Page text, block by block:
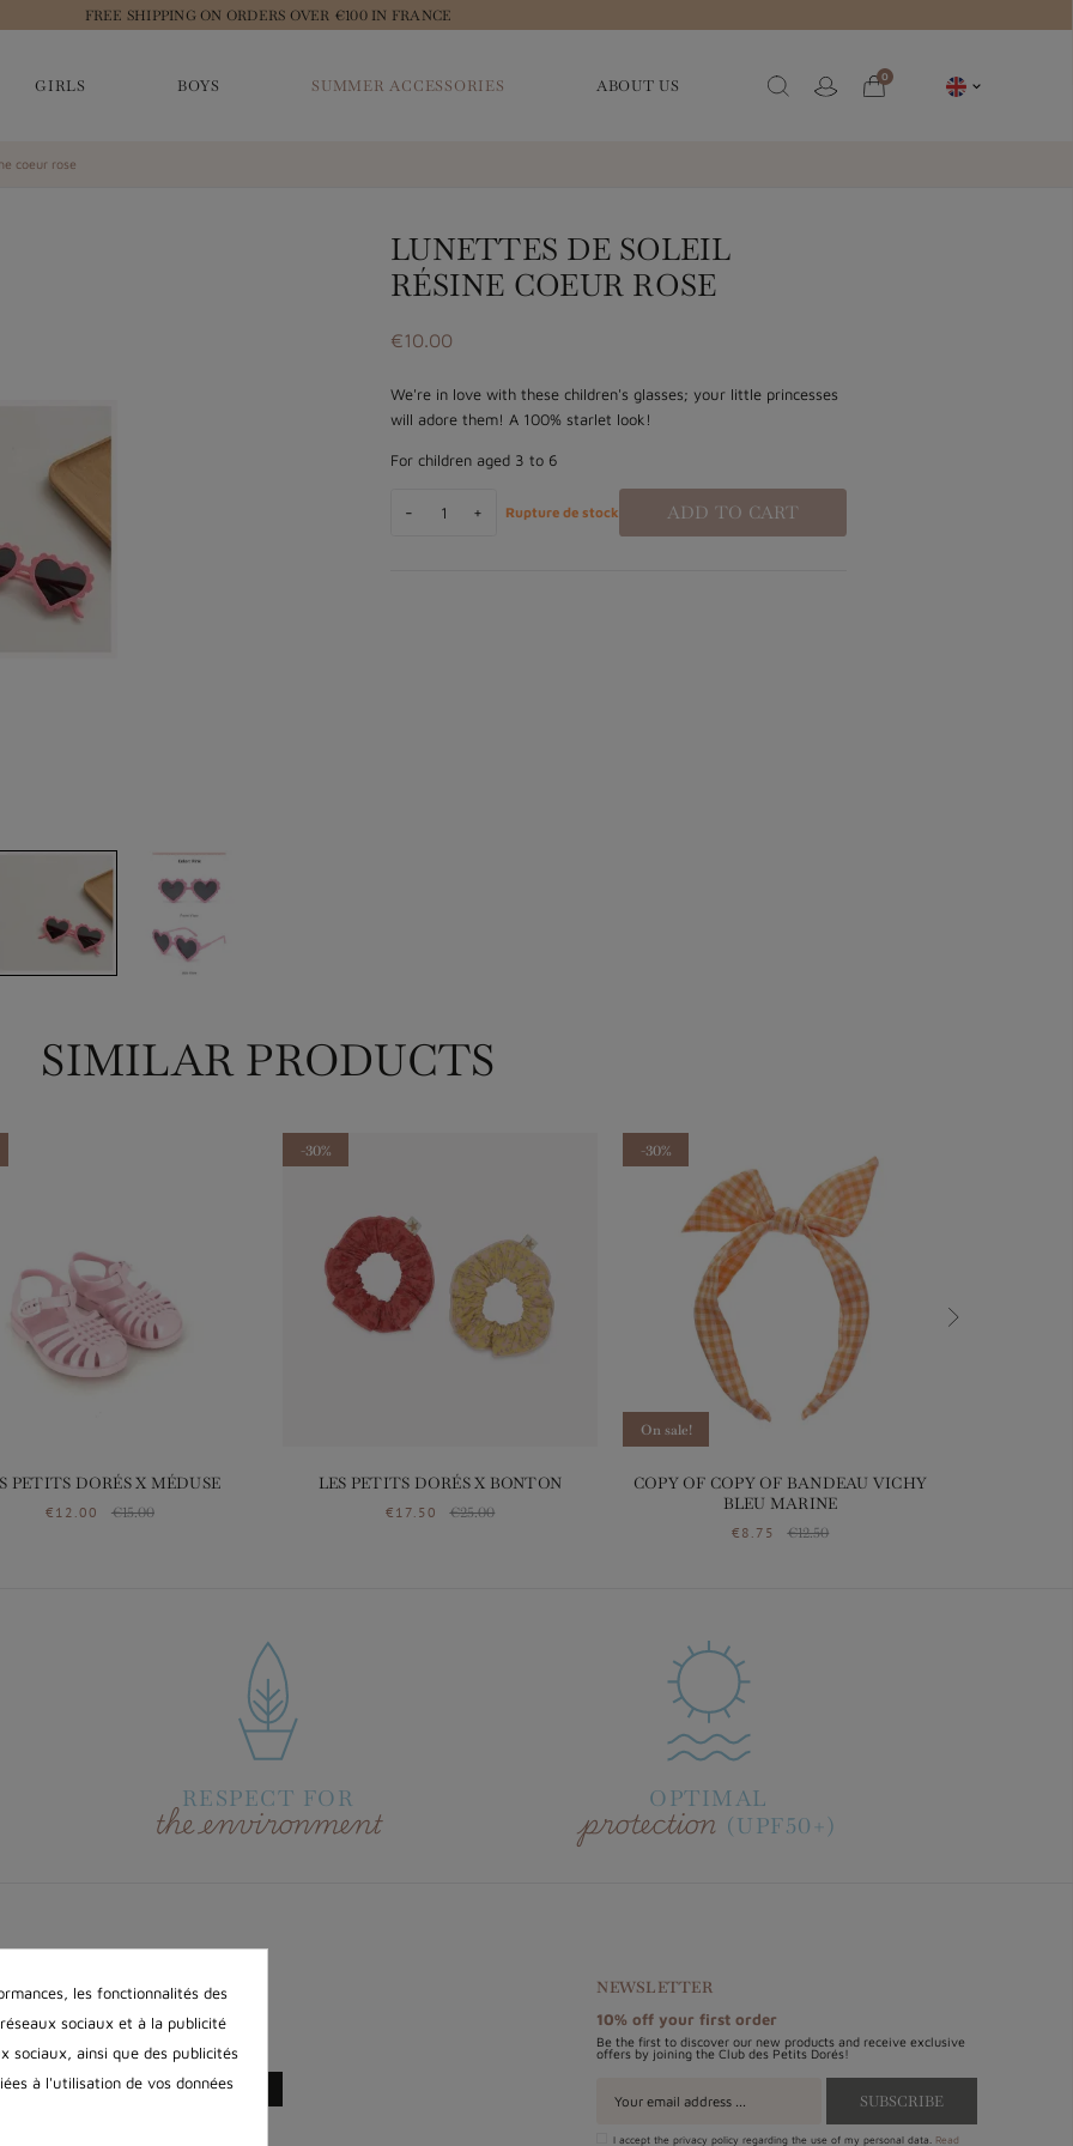
FREE SHIPPING ON ORDERS OVER €100 IN FRANCE
GIRLS BOYS SUMMER ACCESSORIES ABOUT US 0

coeur rose
LUNETTES DE SOLEIL
RÉSINE COEUR ROSE
€10.00
We're in love with these children's glasses; your little princesses
will adore them! A 100% starlet look!
For children aged 3 to 6
- + Rupture de stock ADD TO CART
SIMILAR PRODUCTS
PETITS DORÉS X MÉDUSE
Price
€12.00
Regular price
€15.00
-30%
LES PETITS DORÉS X BONTON
Price
€17.50
Regular price
€25.00
On sale!
-30%
COPY OF COPY OF BANDEAU VICHY
BLEU MARINE
Price
€8.75
Regular price
€12.50
RESPECT FOR
the environment OPTIMAL
protection (UPF50+)
FOLLOW US
CONTACT US
NEWSLETTER
10% off your first order
Be the first to discover our new products and receive exclusive
offers by joining the Club des Petits Dorés!
I accept the privacy policy regarding the use of my personal data. Read
les fonctionnalités des
sociaux et à la publicité
sociaux, ainsi que des publicités
à l'utilisation de vos données